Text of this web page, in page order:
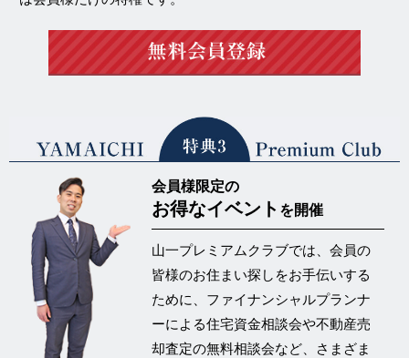
会員様限定の
お得なイベント を開催
山一プレミアムクラブでは、会員の
皆様のお住まい探しをお手伝いする
ために、ファイナンシャルプランナ
ーによる住宅資金相談会や不動産売
却査定の無料相談会など、さまざま